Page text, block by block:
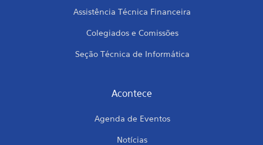
Assistência Técnica Financeira
Colegiados e Comissões
Seção Técnica de Informática
Acontece
Agenda de Eventos
Notícias